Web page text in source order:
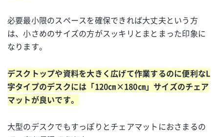
必要最小限のスペースを確保できれば大丈夫という方
は、小さめのサイズの方がスッキリとまとまった印象に
なります。
デスクトップや資料を大きく広げて作業するのに便利なL
字タイプのデスクには「120㎝×180㎝」サイズのチェア
マットが良いです。
大型のデスクでもすっぽりとチェアマットにおさまるの